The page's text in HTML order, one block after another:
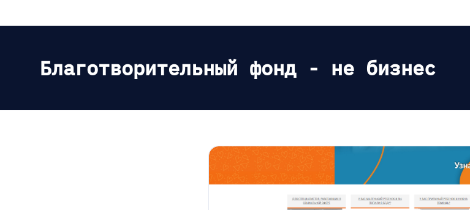
Благотворительный фонд - не бизнес